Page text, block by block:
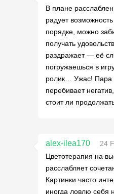
В плане
радует
порядке, можно
получать
раздражает — её
погружаешься в
ролик… Ужас! Пара
перебивает
стоит ли
alex-ilea170
24
Цветотерапия на
расслабляет
Картинки часто
иногда ловлю себя